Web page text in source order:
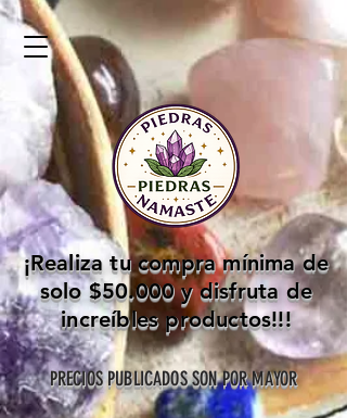
¡Realiza tu compra mínima de
solo $50.000 y disfruta de
increíbles productos!!!
PRECIOS PUBLICADOS SON POR MAYOR